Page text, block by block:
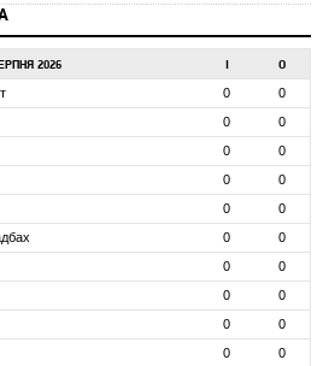
2026 І О
0
0
0
0
0
0
0
0
0
0
0
0
0
0
0
0
0
0
0
0